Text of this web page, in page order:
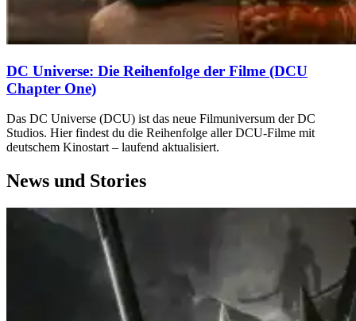
DC Universe: Die Reihenfolge der Filme (DCU
Chapter One)
Das DC Universe (DCU) ist das neue Filmuniversum der DC
Studios. Hier findest du die Reihenfolge aller DCU-Filme mit
deutschem Kinostart – laufend aktualisiert.
News und Stories